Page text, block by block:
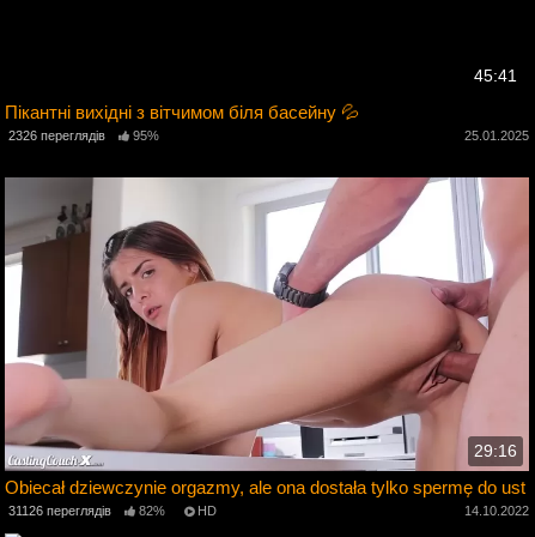
45:41
Пікантні вихідні з вітчимом біля басейну 💦
2326 переглядів 95% 25.01.2025
29:16
Obiecał dziewczynie orgazmy, ale ona dostała tylko spermę do ust
31126 переглядів 82% HD 14.10.2022